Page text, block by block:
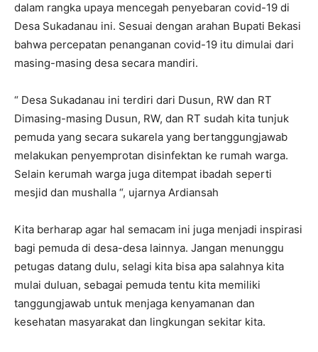
dalam rangka upaya mencegah penyebaran covid-19 di
Desa Sukadanau ini. Sesuai dengan arahan Bupati Bekasi
bahwa percepatan penanganan covid-19 itu dimulai dari
masing-masing desa secara mandiri.
“ Desa Sukadanau ini terdiri dari Dusun, RW dan RT
Dimasing-masing Dusun, RW, dan RT sudah kita tunjuk
pemuda yang secara sukarela yang bertanggungjawab
melakukan penyemprotan disinfektan ke rumah warga.
Selain kerumah warga juga ditempat ibadah seperti
mesjid dan mushalla “, ujarnya Ardiansah
Kita berharap agar hal semacam ini juga menjadi inspirasi
bagi pemuda di desa-desa lainnya. Jangan menunggu
petugas datang dulu, selagi kita bisa apa salahnya kita
mulai duluan, sebagai pemuda tentu kita memiliki
tanggungjawab untuk menjaga kenyamanan dan
kesehatan masyarakat dan lingkungan sekitar kita.